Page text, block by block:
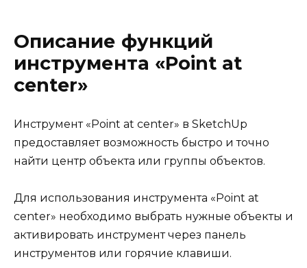
Описание функций
инструмента «Point at
center»
Инструмент «Point at center» в SketchUp
предоставляет возможность быстро и точно
найти центр объекта или группы объектов.
Для использования инструмента «Point at
center» необходимо выбрать нужные объекты и
активировать инструмент через панель
инструментов или горячие клавиши.